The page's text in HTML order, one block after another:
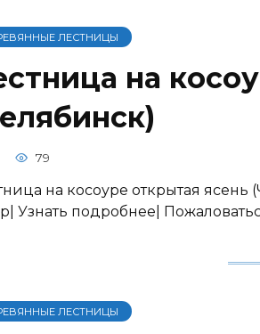
ЛЕСТНИЦЫ
на
79
на косоуре открытая ясень
Узнать подробнее|
ЛЕСТНИЦЫ